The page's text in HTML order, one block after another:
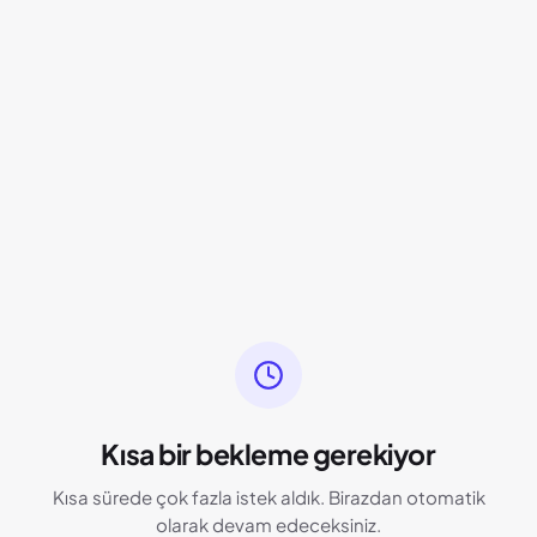
Kısa bir bekleme gerekiyor
Kısa sürede çok fazla istek aldık. Birazdan otomatik
olarak devam edeceksiniz.